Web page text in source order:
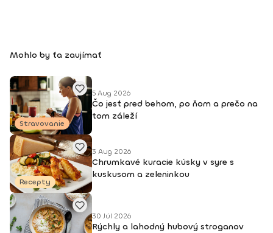
Mohlo by ťa zaujímať
Stravovanie
5 Aug 2026
Čo jesť pred behom, po ňom a prečo na
tom záleží
Recepty
3 Aug 2026
Chrumkavé kuracie kúsky v syre s
kuskusom a zeleninkou
30 Júl 2026
Rýchly a lahodný hubový stroganov